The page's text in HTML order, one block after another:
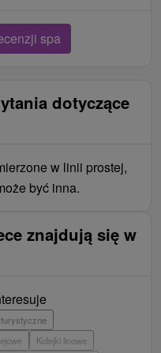
spa
dotyczące
w linii prostej,
być inna.
znajdują się w
Kolejki linowe